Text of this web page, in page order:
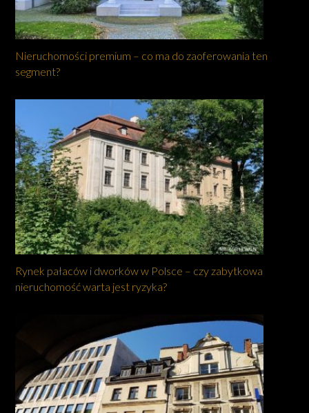
Nieruchomości premium – co ma do zaoferowania ten
segment?
Rynek pałaców i dworków w Polsce – czy zabytkowa
nieruchomość warta jest ryzyka?